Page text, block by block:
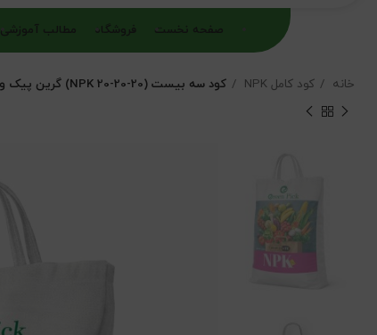
صفحه نخست فروشگاه مطالب آموزشی
خانه کود کامل NPK کود سه بیست (NPK 20-20-20) گرین پیک وزن 10 کیلوگرم